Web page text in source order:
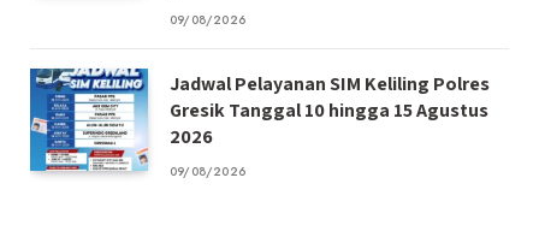
09/08/2026
Jadwal Pelayanan SIM Keliling Polres
Gresik Tanggal 10 hingga 15 Agustus
2026
09/08/2026